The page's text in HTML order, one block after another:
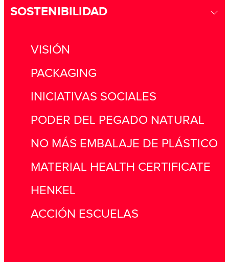
SOSTENIBILIDAD
VISIÓN
PACKAGING
INICIATIVAS SOCIALES
PODER DEL PEGADO NATURAL
NO MÁS EMBALAJE DE PLÁSTICO
MATERIAL HEALTH CERTIFICATE
HENKEL
ACCIÓN ESCUELAS